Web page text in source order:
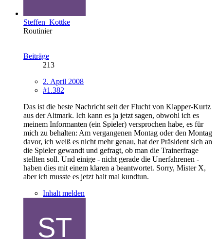
Steffen_Kottke
Routinier
Beiträge
213
2. April 2008
#1.382
Das ist die beste Nachricht seit der Flucht von Klapper-Kurtz
aus der Altmark. Ich kann es ja jetzt sagen, obwohl ich es
meinem Informanten (ein Spieler) versprochen habe, es für
mich zu behalten: Am vergangenen Montag oder den Montag
davor, ich weiß es nicht mehr genau, hat der Präsident sich an
die Spieler gewandt und gefragt, ob man die Trainerfrage
stellten soll. Und einige - nicht gerade die Unerfahrenen -
haben dies mit einem klaren a beantwortet. Sorry, Mister X,
aber ich musste es jetzt halt mal kundtun.
Inhalt melden